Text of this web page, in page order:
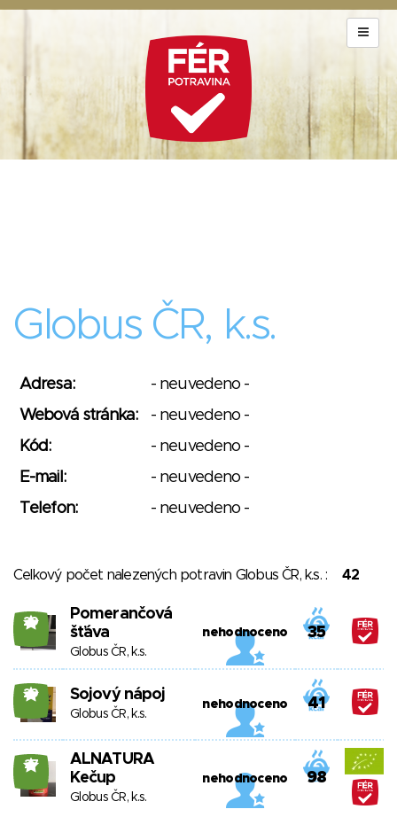
Globus ČR, k.s.
Adresa:
- neuvedeno -
Webová stránka:
- neuvedeno -
Kód:
- neuvedeno -
E-mail:
- neuvedeno -
Telefon:
- neuvedeno -
Celkový počet nalezených potravin Globus ČR, k.s. :42
29
Pomerančová
šťáva
Globus ČR, k.s.
nehodnoceno 35
29 Sojový nápoj
Globus ČR, k.s.
nehodnoceno 41
27
ALNATURA
Kečup
Globus ČR, k.s.
nehodnoceno 98